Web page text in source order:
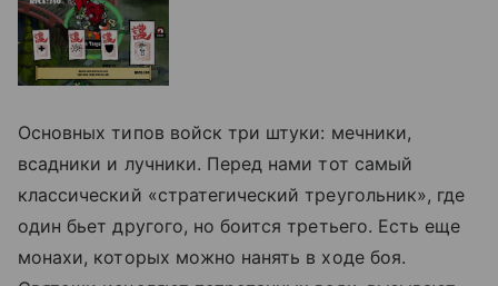
Основных типов войск три штуки: мечники,
всадники и лучники. Перед нами тот самый
классический «стратегический треугольник», где
один бьет другого, но боится третьего. Есть еще
монахи, которых можно нанять в ходе боя.